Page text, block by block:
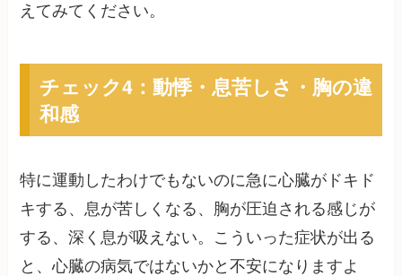
えてみてください。
チェック4：動悸・息苦しさ・胸の違
和感
特に運動したわけでもないのに急に心臓がドキド
キする、息が苦しくなる、胸が圧迫される感じが
する、深く息が吸えない。こういった症状が出る
と、心臓の病気ではないかと不安になりますよ